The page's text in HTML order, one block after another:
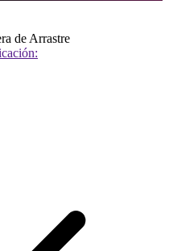
de Arrastre